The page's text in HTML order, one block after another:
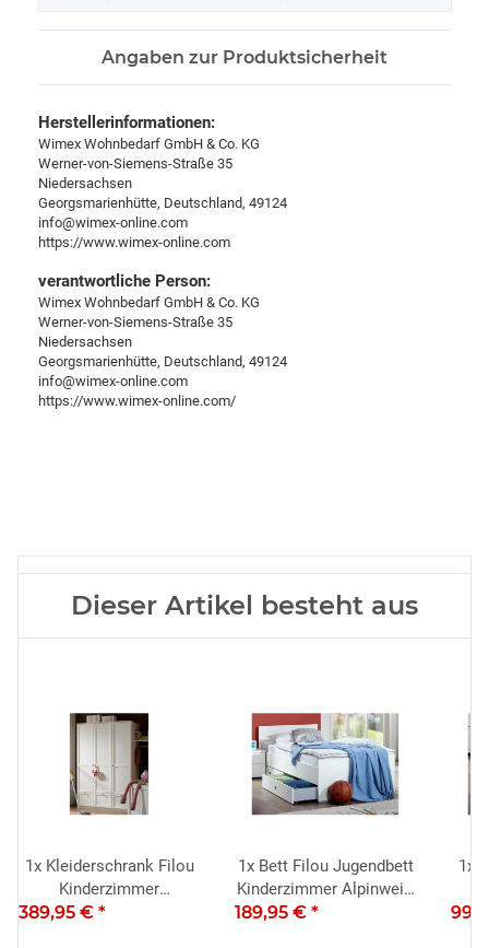
Angaben zur Produktsicherheit
Herstellerinformationen:
Wimex Wohnbedarf GmbH & Co. KG
Werner-von-Siemens-Straße 35
Niedersachsen
Georgsmarienhütte, Deutschland, 49124
info@wimex-online.com
https://www.wimex-online.com
verantwortliche Person:
Wimex Wohnbedarf GmbH & Co. KG
Werner-von-Siemens-Straße 35
Niedersachsen
Georgsmarienhütte, Deutschland, 49124
info@wimex-online.com
https://www.wimex-online.com/
Dieser Artikel besteht aus
1x Kleiderschrank Filou
Kinderzimmer
Babyzimmerin Alpinweiß
389,95 € *
1x Bett Filou Jugendbett
Kinderzimmer Alpinweiß
90x200cm
189,95 € *
1x